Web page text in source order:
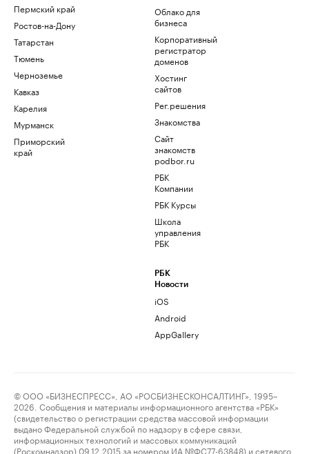
Пермский край
Ростов-на-Дону
Татарстан
Тюмень
Черноземье
Кавказ
Карелия
Мурманск
Приморский
край
Облако для
бизнеса
Корпоративный
регистратор
доменов
Хостинг
сайтов
Рег.решения
Знакомства
Сайт
знакомств
podbor.ru
РБК
Компании
РБК Курсы
Школа
управления
РБК
РБК
Новости
iOS
Android
AppGallery
© ООО «БИЗНЕСПРЕСС», АО «РОСБИЗНЕСКОНСАЛТИНГ», 1995–
2026. Сообщения и материалы информационного агентства «РБК»
(свидетельство о регистрации средства массовой информации
выдано Федеральной службой по надзору в сфере связи,
информационных технологий и массовых коммуникаций
(Роскомнадзор) 09.12.2015 за номером ИА №ФС77-63848) и сетевого